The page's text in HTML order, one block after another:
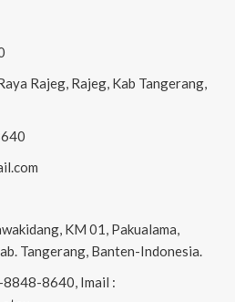
Rajeg, Rajeg, Kab Tangerang,
KM 01, Pakualama,
Tangerang, Banten-Indonesia.
8640, Imail :